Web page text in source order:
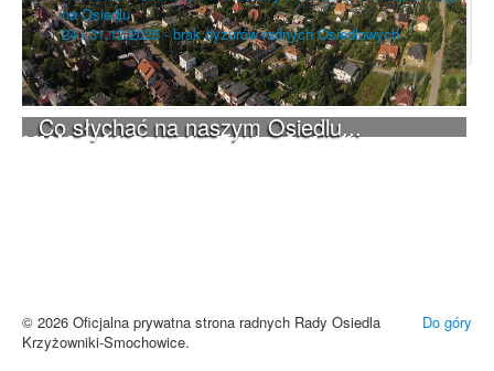
Co słychać na naszym Osiedlu...
na Osiedlu
24 i 31.12.2025 - brak dyżurów radnych Osiedlowych
UWAGA! Serwis Rada Osiedla
Do góry
© 2026 Oficjalna prywatna strona radnych Rady Osiedla
Krzyżowniki-Smochowice.